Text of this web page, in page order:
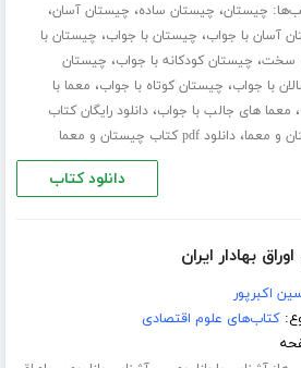
چیستان، چیستان ساده، چیستان آسان،
آسان با جواب، چیستان با جواب، چیستان با
سخت، چیستان کودکانه با جواب، چیستان
با جواب، چیستان کوتاه با جواب، معما با
، معما های جالب با جواب،دانلود رایگان کتاب
و معما،دانلود pdf کتاب چیستان و معما
دانلود کتاب
بهادار ایران
اکبرپور
کتاب‌های علوم اقتصادی